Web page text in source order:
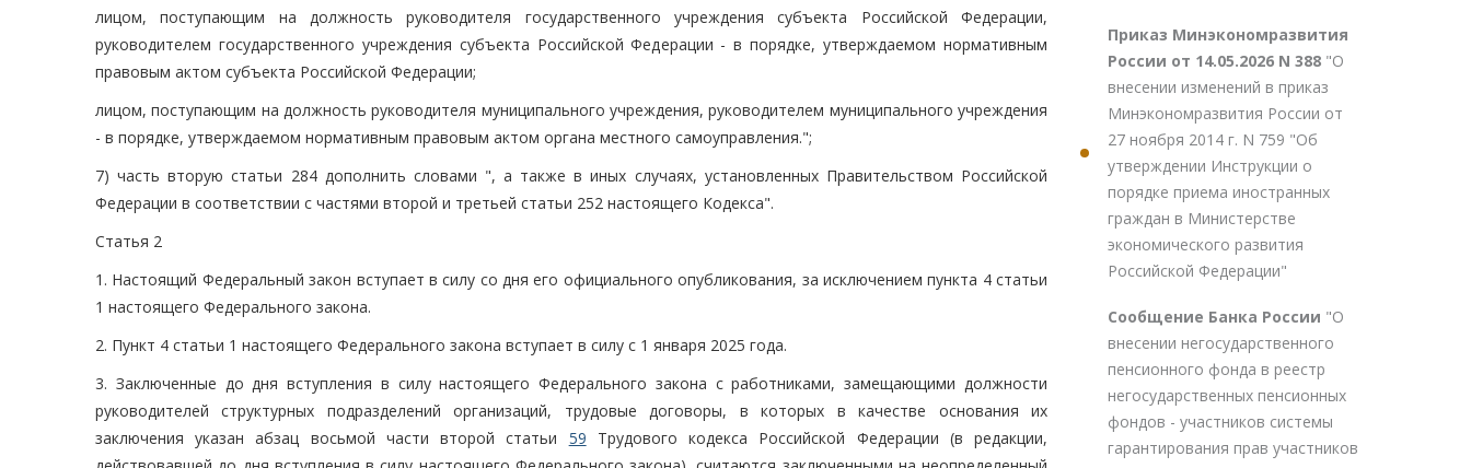
лицом, поступающим на должность руководителя государственного учреждения субъекта Российской Федерации,
руководителем государственного учреждения субъекта Российской Федерации - в порядке, утверждаемом нормативным
правовым актом субъекта Российской Федерации;
лицом, поступающим на должность руководителя муниципального учреждения, руководителем муниципального учреждения
- в порядке, утверждаемом нормативным правовым актом органа местного самоуправления.";
7) часть вторую статьи 284 дополнить словами ", а также в иных случаях, установленных Правительством Российской
Федерации в соответствии с частями второй и третьей статьи 252 настоящего Кодекса".
Статья 2
1. Настоящий Федеральный закон вступает в силу со дня его официального опубликования, за исключением пункта 4 статьи
1 настоящего Федерального закона.
2. Пункт 4 статьи 1 настоящего Федерального закона вступает в силу с 1 января 2025 года.
3. Заключенные до дня вступления в силу настоящего Федерального закона с работниками, замещающими должности
руководителей структурных подразделений организаций, трудовые договоры, в которых в качестве основания их
заключения указан абзац восьмой части второй статьи 59 Трудового кодекса Российской Федерации (в редакции,
Приказ Минэкономразвития
России от 14.05.2026 N 388 "О
внесении изменений в приказ
Минэкономразвития России от
27 ноября 2014 г. N 759 "Об
утверждении Инструкции о
порядке приема иностранных
граждан в Министерстве
экономического развития
Российской Федерации"
Сообщение Банка России "О
внесении негосударственного
пенсионного фонда в реестр
негосударственных пенсионных
фондов - участников системы
гарантирования прав участников